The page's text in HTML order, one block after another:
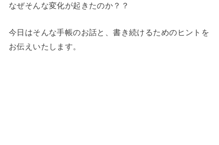
なぜそんな変化が起きたのか？？
今日はそんな手帳のお話と、書き続けるためのヒントを
お伝えいたします。